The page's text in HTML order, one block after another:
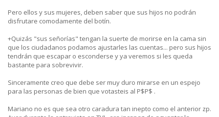
Pero ellos y sus mujeres, deben saber que sus hijos no podrán
disfrutare comodamente del botín.
+Quizás "sus señorías" tengan la suerte de morirse en la cama sin
que los ciudadanos podamos ajustarles las cuentas... pero sus hijos
tendrán que escapar o esconderse y ya veremos si les queda
bastante para sobrevivir.
Sinceramente creo que debe ser muy duro mirarse en un espejo
para las personas de bien que votasteis al P$P$ .
Mariano no es que sea otro caradura tan inepto como el anterior zp.